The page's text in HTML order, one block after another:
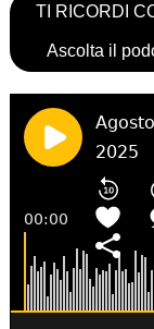
TI RICORDI
Ascolta il